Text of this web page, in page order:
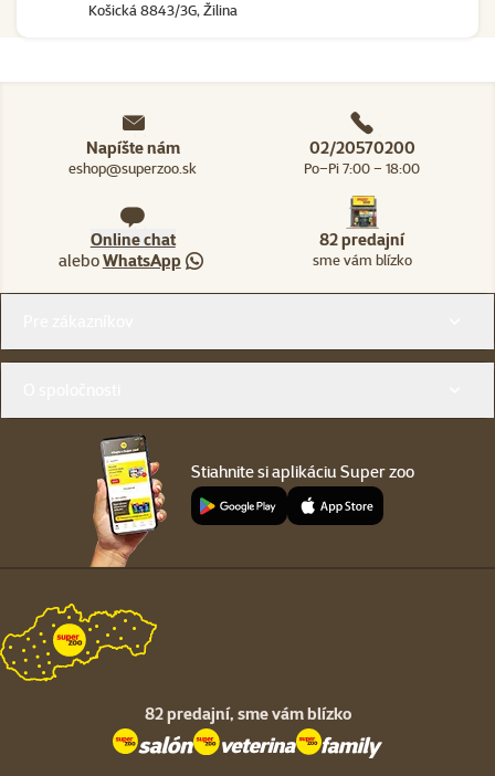
Košická 8843/3G, Žilina
Napíšte nám
eshop@superzoo.sk
02/20570200
Po–Pi 7:00 – 18:00
Online chat
aleboWhatsApp
82 predajní
sme vám blízko
Stiahnite si aplikáciu Super zoo
82 predajní, sme vám blízko